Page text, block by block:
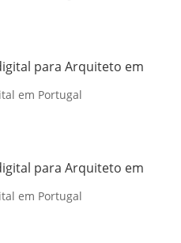
para Arquiteto em
em Portugal
para Arquiteto em
em Portugal